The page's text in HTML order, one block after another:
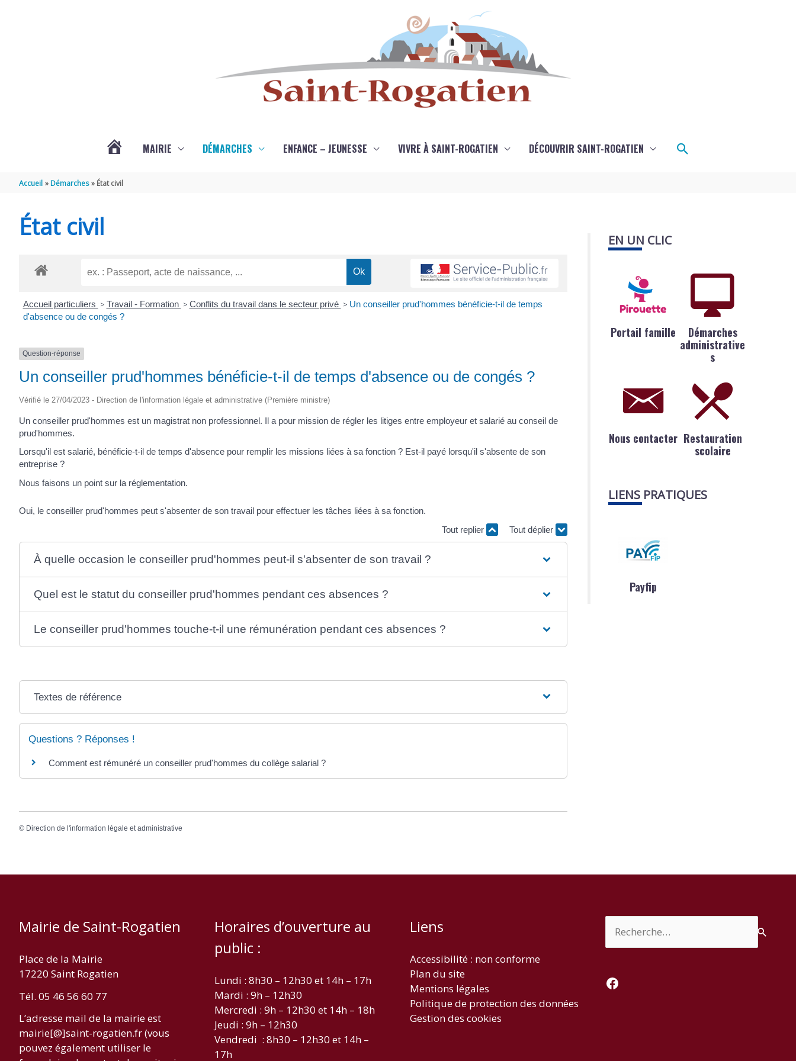
ROGATIEN
MAIRIE DÉMARCHES ENFANCE – JEUNESSE VIVRE À SAINT-ROGATIEN DÉCOUVRIR SAINT-ROGATIEN Rechercher
Accueil Démarches État civil
État civil
Accueil particuliers > Travail - Formation > Conflits du travail dans le secteur privé > Un conseiller prud'hommes bénéficie-t-il de temps
d'absence ou de congés ?
Question-réponse
Un conseiller prud'hommes bénéficie-t-il de temps d'absence ou de congés ?
Vérifié le 27/04/2023 - Direction de l'information légale et administrative (Première ministre)
Un conseiller prud'hommes est un magistrat non professionnel. Il a pour mission de régler les litiges entre employeur et salarié au conseil de
prud'hommes.
Lorsqu'il est salarié, bénéficie-t-il de temps d'absence pour remplir les missions liées à sa fonction ? Est-il payé lorsqu'il s'absente de son
entreprise ?
Nous faisons un point sur la réglementation.
Oui, le conseiller prud'hommes peut s'absenter de son travail pour effectuer les tâches liées à sa fonction.
Tout replier
Tout déplier
À quelle occasion le conseiller prud'hommes peut-il s'absenter de son travail ?
Quel est le statut du conseiller prud'hommes pendant ces absences ?
Le conseiller prud'hommes touche-t-il une rémunération pendant ces absences ?
Textes de référence
Questions ? Réponses !
Comment est rémunéré un conseiller prud'hommes du collège salarial ?
© Direction de l'information légale et administrative
EN UN CLIC
Portail famille
Démarches
administrative
s
Nous contacter Restauration
scolaire
LIENS PRATIQUES
Payfip
Mairie de Saint-Rogatien
Place de la Mairie
17220 Saint Rogatien
Tél. 05 46 56 60 77
L’adresse mail de la mairie est
mairie[@]saint-rogatien.fr (vous
pouvez également utiliser le
Horaires d’ouverture au
public :
Lundi : 8h30 – 12h30 et 14h – 17h
Mardi : 9h – 12h30
Mercredi : 9h – 12h30 et 14h – 18h
Jeudi : 9h – 12h30
Vendredi : 8h30 – 12h30 et 14h –
17h
Liens
Accessibilité : non conforme
Plan du site
Mentions légales
Politique de protection des données
Gestion des cookies
Facebook